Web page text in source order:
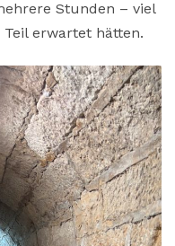
Stunden – viel
erwartet hätten.